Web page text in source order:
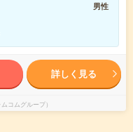
男性
詳しく見る
コムグループ）